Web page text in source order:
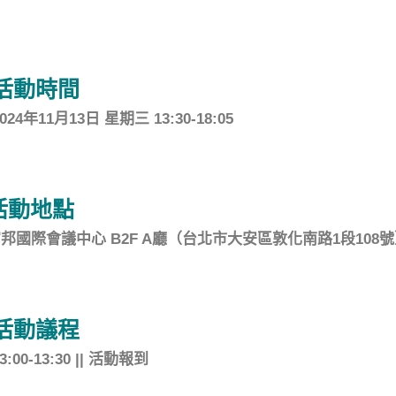
動時間
年11月13日 星期三 13:30-18:05
動地點
國際會議中心 B2F A廳（台北市大安區敦化南路1段108
動議程
13:30 || 活動報到